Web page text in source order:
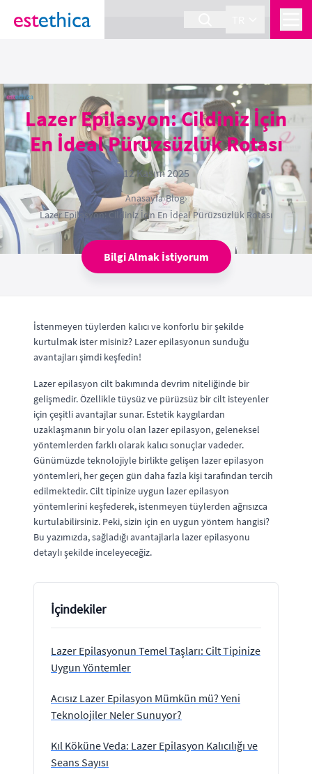
section Service {
Lazer Epilasyon: Cildiniz İçin
En İdeal Pürüzsüzlük Rotası
12 Kasım 2025
Anasayfa›Blog›
Lazer Epilasyon: Cildiniz İçin En İdeal Pürüzsüzlük Rotası
Bilgi Almak İstiyorum
İstenmeyen tüylerden kalıcı ve konforlu bir şekilde
kurtulmak ister misiniz? Lazer epilasyonun sunduğu
avantajları şimdi keşfedin!
Lazer epilasyon cilt bakımında devrim niteliğinde bir
gelişmedir. Özellikle tüysüz ve pürüzsüz bir cilt isteyenler
için çeşitli avantajlar sunar. Estetik kaygılardan
uzaklaşmanın bir yolu olan lazer epilasyon, geleneksel
yöntemlerden farklı olarak kalıcı sonuçlar vadeder.
Günümüzde teknolojiyle birlikte gelişen lazer epilasyon
yöntemleri, her geçen gün daha fazla kişi tarafından tercih
edilmektedir. Cilt tipinize uygun lazer epilasyon
yöntemlerini keşfederek, istenmeyen tüylerden ağrısızca
kurtulabilirsiniz. Peki, sizin için en uygun yöntem hangisi?
Bu yazımızda, sağladığı avantajlarla lazer epilasyonu
detaylı şekilde inceleyeceğiz.
İçindekiler
Lazer Epilasyonun Temel Taşları: Cilt Tipinize
Uygun Yöntemler
Acısız Lazer Epilasyon Mümkün mü? Yeni
Teknolojiler Neler Sunuyor?
Kıl Köküne Veda: Lazer Epilasyon Kalıcılığı ve
Seans Sayısı